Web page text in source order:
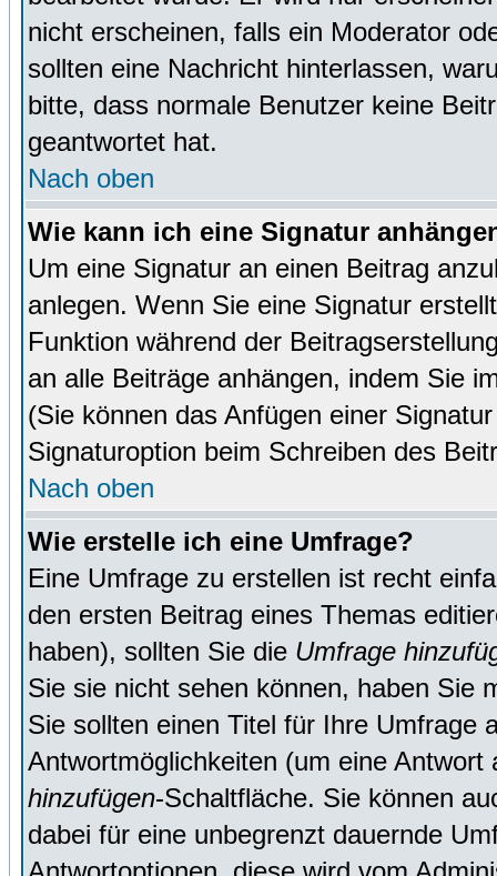
nicht erscheinen, falls ein Moderator
sollten eine Nachricht hinterlassen,
bitte, dass normale Benutzer keine
geantwortet hat.
Nach oben
Wie kann ich eine Signatur
Um eine Signatur an einen Beitrag
anlegen. Wenn Sie eine Signatur
Funktion während der
an alle Beiträge anhängen, indem Sie
(Sie können das Anfügen einer
Signaturoption beim Schreiben des
Nach oben
Wie erstelle ich eine Umfrage?
Eine Umfrage zu erstellen ist recht
den ersten Beitrag eines Themas
haben), sollten Sie die Umfrage
Sie sie nicht sehen können, haben Sie
Sie sollten einen Titel für Ihre Umfrage
Antwortmöglichkeiten (um eine
hinzufügen-Schaltfläche. Sie können
dabei für eine unbegrenzt dauernde